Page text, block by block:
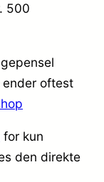
500
oftest
for kun
den direkte